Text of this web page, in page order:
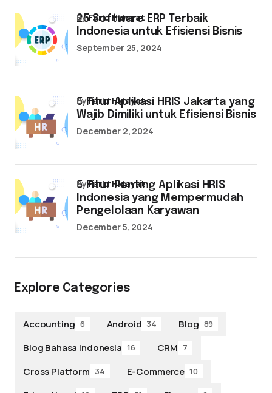
25 Software ERP Terbaik
Indonesia untuk Efisiensi Bisnis
byFarid Hidayat
September 25, 2024
5 Fitur Aplikasi HRIS Jakarta yang
Wajib Dimiliki untuk Efisiensi Bisnis
byFarid Hidayat
December 2, 2024
5 Fitur Penting Aplikasi HRIS
Indonesia yang Mempermudah
Pengelolaan Karyawan
byFarid Hidayat
December 5, 2024
Explore Categories
Accounting 6 Android 34 Blog 89
Blog Bahasa Indonesia 16 CRM 7
Cross Platform 34 E-Commerce 10